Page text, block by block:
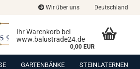
Wir über uns Deutschland
Ihr Warenkorb bei
www.balustrade24.de
0,00 EUR
GARTENBÄNKE STEINLATERNEN